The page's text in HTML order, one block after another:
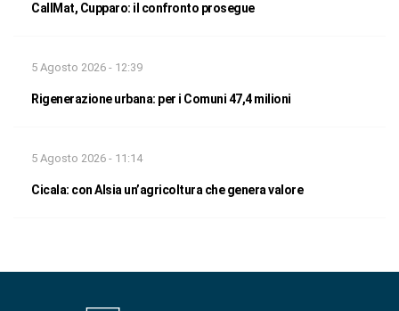
CallMat, Cupparo: il confronto prosegue
5 Agosto 2026 - 12:39
Rigenerazione urbana: per i Comuni 47,4 milioni
5 Agosto 2026 - 11:14
Cicala: con Alsia un’agricoltura che genera valore